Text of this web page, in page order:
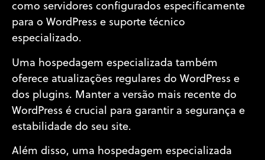
como servidores configurados especificamente
para o WordPress e suporte técnico
especializado.
Uma hospedagem especializada também
oferece atualizações regulares do WordPress e
dos plugins. Manter a versão mais recente do
WordPress é crucial para garantir a segurança e
estabilidade do seu site.
Além disso, uma hospedagem especializada